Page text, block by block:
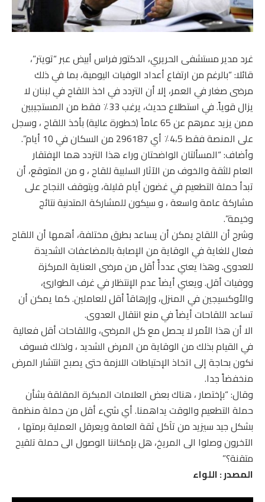
غرد مدير مستشفى الحريري، الدكتور فراس أبيض عبر “تويتر”،
قائلا: “بالرغم من ارتفاع أعداد الوفيات اليومية، بما في ذلك
مرضى صغار في العمر، إلا أن التردد في اخذ اللقاح في لبنان لا
يزال قوياً. في استطلاع حديث، يرغب 33٪ فقط من المستجيبين
ممن يزيد عمرهم عن 65 عاماً (خطورة عالية) بأخذ اللقاح ، وسجل
على المنصة فقط 4،5٪ أي 296187 من السكان في 10 أيام”.
وأضاف: “المسألتان الواضحتان وراء هذا التردد هما الإفتقار
العام للثقة والخوف من الآثار السلبية للقاح ، و من المتوقع، أن
تبدأ حملة التطعيم في غضون أيام قليلة، ويتوقف النجاح على
مشاركة عامة واسعة ، و سيكون للمشاركة المتدنية نتائج
وخيمة”.
وشرح أن اللقاح يمكن أن يساعد بطرق مختلفة، أهمها أن اللقاح
فعال للغاية في الوقاية من الإصابة بالمضاعفات الشديدة
للعدوى. وهذا يعني عددأً أقل من مرضى العناية المركزة
ووفيات أقل. ويعني أيضاً عدم الإنتظار في غرف الطوارئ،
والأوكسيجين في المنزل، وإرهاقاً أقل للعاملين. كما يمكن أن
تساعد اللقاحات أيضاً في منع انتقال العدوى.
الا أن هذا الأمر لا يحصل مع كل المرضى، واللقاحات أقل فعالية
في القيام بذلك من الوقاية من المرض الشديد ، ولذلك فسوف
نكون بحاجة إلى اتخاذ الإحتياطات اللازمة حتى يصبح انتشار المرض
منخفضاً جدا.
وقال: “بإختصار ، هناك بعض العلامات المبكرة المقلقة بشأن
حملة التطعيم والوقت يداهمنا. أي شيء أقل من حملة منظمة
بشكل جيد سيزيد من تآكل ثقة العامة ويعرقل العملية برمتها ،
الآخرون وصلوا الى المريخ، هل بإمكاننا الوصول الى حملة تلقيح
متقنة؟”
المصدر : اللواء